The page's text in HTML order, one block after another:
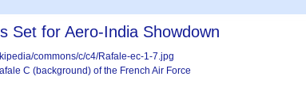
Set for Aero-India Showdown
C (background) of the French Air Force